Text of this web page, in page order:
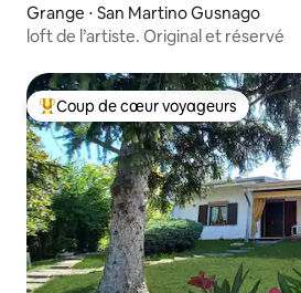
Grange ⋅ San Martino Gusnago
loft de l’artiste. Original et réservé
Coups de cœur voyageurs les plus
Coup de cœur voyageurs